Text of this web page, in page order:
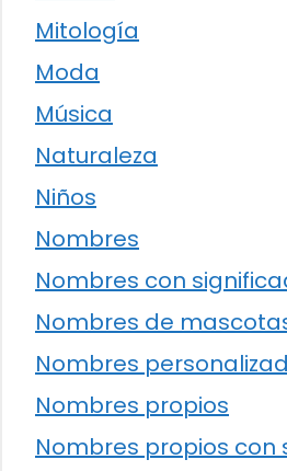
Mitología
Moda
Música
Naturaleza
Niños
Nombres
Nombres con
Nombres de
Nombres
Nombres propios
Nombres propios con